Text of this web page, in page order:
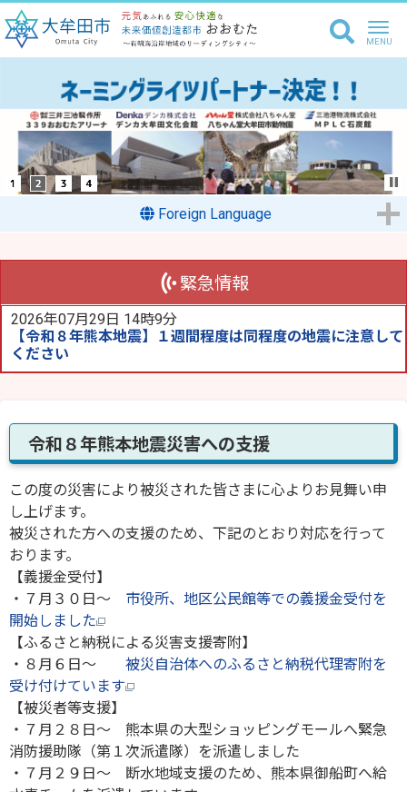
Foreign Language
緊急情報
2026年07月29日 14時9分
【令和８年熊本地震】１週間程度は同程度の地震に注意して
ください
令和８年熊本地震災害への支援
この度の災害により被災された皆さまに心よりお見舞い申
し上げます。
被災された方への支援のため、下記のとおり対応を行って
おります。
【義援金受付】
・７月３０日～ 市役所、地区公民館等での義援金受付を
開始しました
【ふるさと納税による災害支援寄附】
・８月６日～ 被災自治体へのふるさと納税代理寄附を
受け付けています
【被災者等支援】
・７月２８日～ 熊本県の大型ショッピングモールへ緊急
消防援助隊（第１次派遣隊）を派遣しました
・７月２９日～ 断水地域支援のため、熊本県御船町へ給